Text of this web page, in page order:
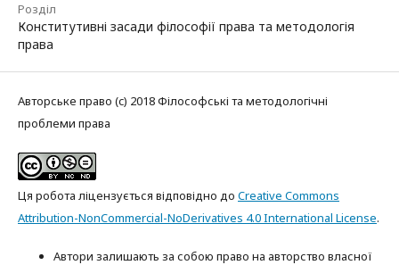
Розділ
Конститутивні засади філософії права та методологія
права
Авторське право (c) 2018 Філософські та методологічні
проблеми права
Ця робота ліцензується відповідно до Creative Commons
Attribution-NonCommercial-NoDerivatives 4.0 International License.
Автори залишають за собою право на авторство власної